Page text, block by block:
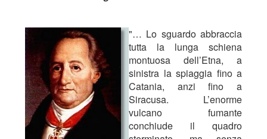
"… Lo sguardo abbraccia
tutta la lunga schiena
montuosa dell’Etna, a
sinistra la spiaggia fino a
Catania, anzi fino a
Siracusa. L’enorme
vulcano fumante
conchiude il quadro